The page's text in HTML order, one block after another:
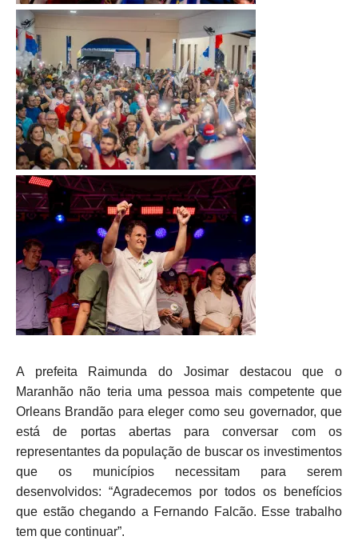
A prefeita Raimunda do Josimar destacou que o
Maranhão não teria uma pessoa mais competente que
Orleans Brandão para eleger como seu governador, que
está de portas abertas para conversar com os
representantes da população de buscar os investimentos
que os municípios necessitam para serem
desenvolvidos: “Agradecemos por todos os benefícios
que estão chegando a Fernando Falcão. Esse trabalho
tem que continuar”.